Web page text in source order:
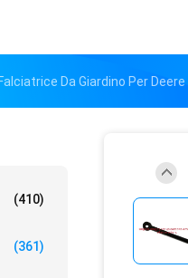
Da Giardino Per Deere
(410)
(361)